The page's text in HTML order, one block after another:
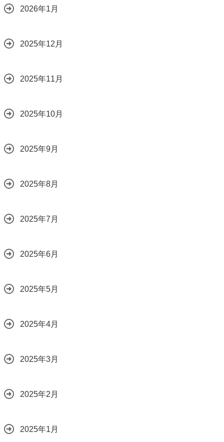
2026年1月
2025年12月
2025年11月
2025年10月
2025年9月
2025年8月
2025年7月
2025年6月
2025年5月
2025年4月
2025年3月
2025年2月
2025年1月